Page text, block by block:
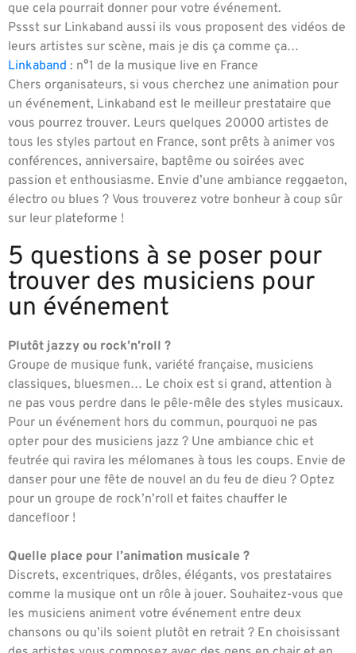
que cela pourrait donner pour votre événement.
Pssst sur Linkaband aussi ils vous proposent des vidéos de
leurs artistes sur scène, mais je dis ça comme ça…
Linkaband : n°1 de la musique live en France
Chers organisateurs, si vous cherchez une animation pour
un événement, Linkaband est le meilleur prestataire que
vous pourrez trouver. Leurs quelques 20000 artistes de
tous les styles partout en France, sont prêts à animer vos
conférences, anniversaire, baptême ou soirées avec
passion et enthousiasme. Envie d’une ambiance reggaeton,
électro ou blues ? Vous trouverez votre bonheur à coup sûr
sur leur plateforme !
5 questions à se poser pour
trouver des musiciens pour
un événement
Plutôt jazzy ou rock’n’roll ?
Groupe de musique funk, variété française, musiciens
classiques, bluesmen… Le choix est si grand, attention à
ne pas vous perdre dans le pêle-mêle des styles musicaux.
Pour un événement hors du commun, pourquoi ne pas
opter pour des musiciens jazz ? Une ambiance chic et
feutrée qui ravira les mélomanes à tous les coups. Envie de
danser pour une fête de nouvel an du feu de dieu ? Optez
pour un groupe de rock’n’roll et faites chauffer le
dancefloor !
Quelle place pour l’animation musicale ?
Discrets, excentriques, drôles, élégants, vos prestataires
comme la musique ont un rôle à jouer. Souhaitez-vous que
les musiciens animent votre événement entre deux
chansons ou qu’ils soient plutôt en retrait ? En choisissant